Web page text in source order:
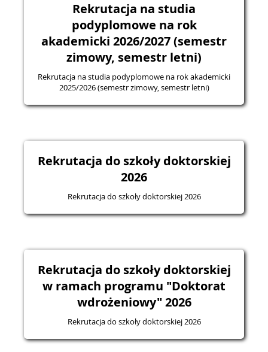
Rekrutacja na studia
podyplomowe na rok
akademicki 2026/2027 (semestr
zimowy, semestr letni)
Rekrutacja na studia podyplomowe na rok akademicki
2025/2026 (semestr zimowy, semestr letni)
Rekrutacja do szkoły doktorskiej
2026
Rekrutacja do szkoły doktorskiej 2026
Rekrutacja do szkoły doktorskiej
w ramach programu "Doktorat
wdrożeniowy" 2026
Rekrutacja do szkoły doktorskiej 2026